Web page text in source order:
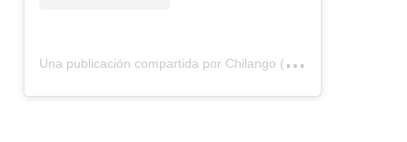
U
na publicación compartida por Chilango (@chilangocom)